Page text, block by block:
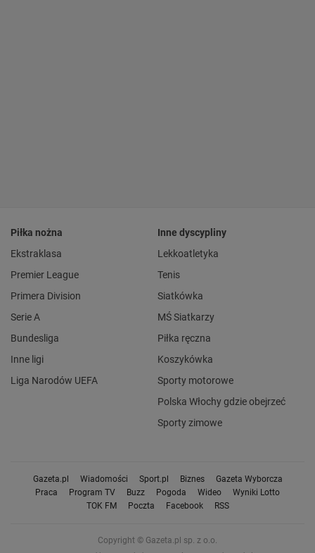
Piłka nożna
Ekstraklasa
Premier League
Primera Division
Serie A
Bundesliga
Inne ligi
Liga Narodów UEFA
Inne dyscypliny
Lekkoatletyka
Tenis
Siatkówka
MŚ Siatkarzy
Piłka ręczna
Koszykówka
Sporty motorowe
Polska Włochy gdzie obejrzeć
Sporty zimowe
Gazeta.pl Wiadomości Sport.pl Biznes
Gazeta Wyborcza
Praca
Program TV Buzz Pogoda Wideo
Wyniki Lotto
TOK FM
Poczta Facebook RSS
Copyright © Gazeta.pl sp. z o.o.